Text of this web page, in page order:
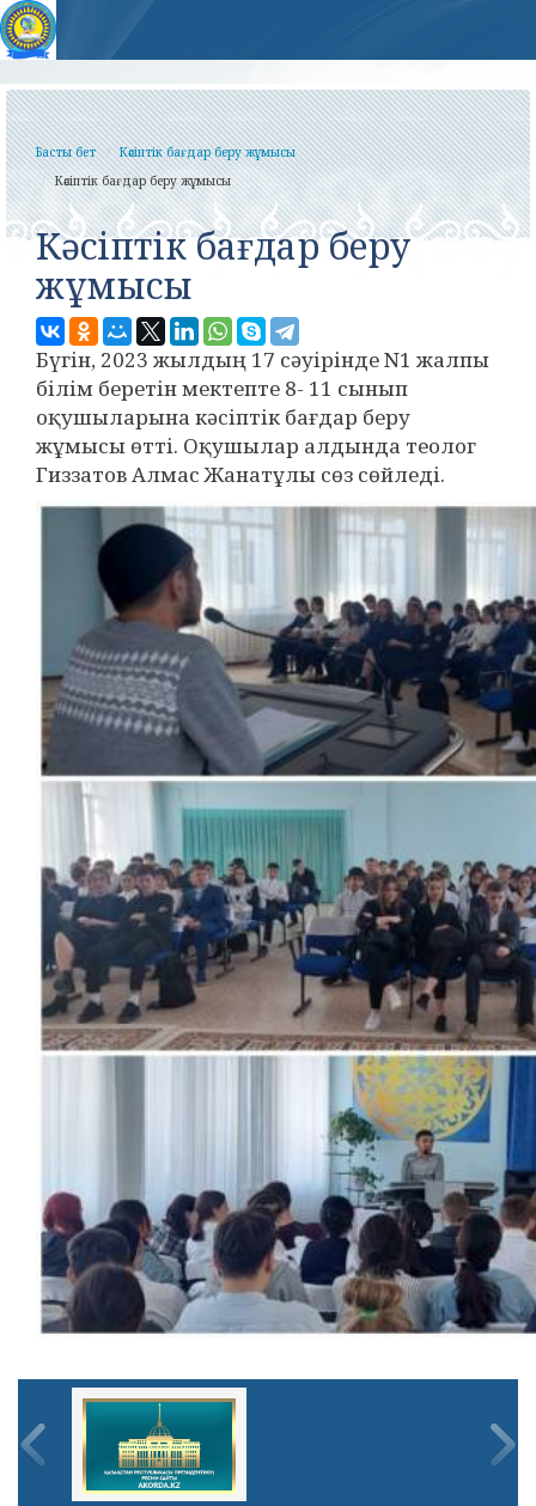
Басты бет
Кәсіптік бағдар беру жұмысы
Кәсіптік бағдар беру жұмысы
Кәсіптік бағдар беру
жұмысы
Бүгін, 2023 жылдың 17 сәуірінде N1 жалпы
білім беретін мектепте 8- 11 сынып
оқушыларына кәсіптік бағдар беру
жұмысы өтті. Оқушылар алдында теолог
Гиззатов Алмас Жанатұлы сөз сөйледі.